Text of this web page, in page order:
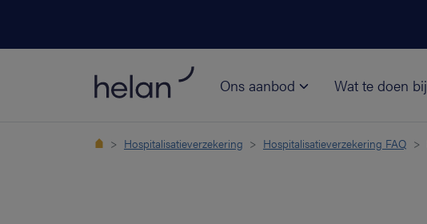
Ons aanbod Wat te doen bij
Hospitalisatieverzekering Hospitalisatieverzekering FAQ